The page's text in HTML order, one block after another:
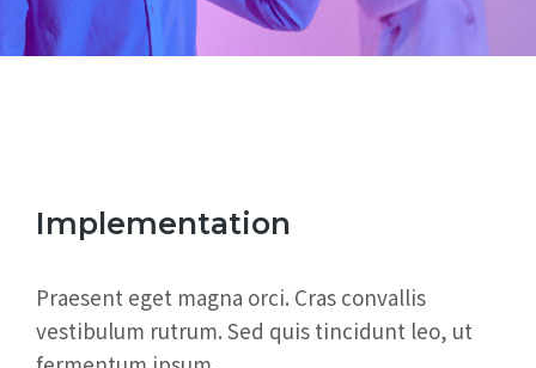
Implementation
Praesent eget magna orci. Cras convallis
vestibulum rutrum. Sed quis tincidunt leo, ut